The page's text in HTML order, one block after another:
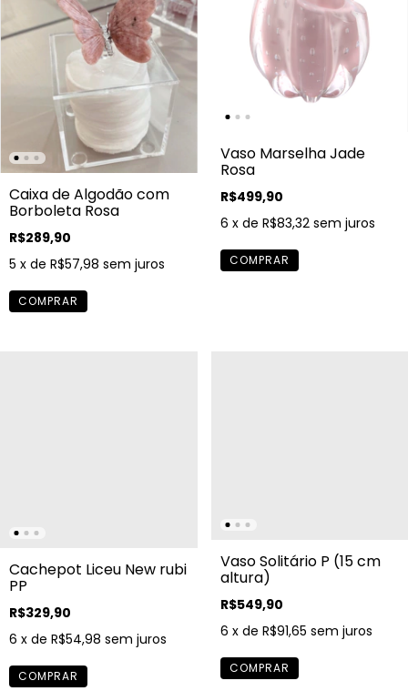
Caixa de Algodão com
Borboleta Rosa
R$289,90
5 x de R$57,98 sem juros
Vaso Marselha Jade
Rosa
R$499,90
6 x de R$83,32 sem juros
Cachepot Liceu New rubi
PP
R$329,90
6 x de R$54,98 sem juros
Vaso Solitário P (15 cm
altura)
R$549,90
6 x de R$91,65 sem juros